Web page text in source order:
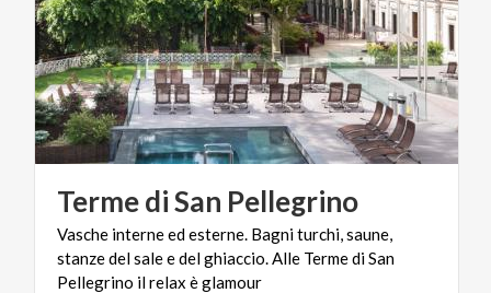
TermediSan Pellegrino
Vasche interne ed esterne. Bagni turchi, saune,
stanze del sale e del ghiaccio. Alle Terme di San
Pellegrino il relax è glamour